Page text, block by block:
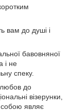
вам до душі і
бавовняної
і не
спеку.
до
візерунки,
собою являє